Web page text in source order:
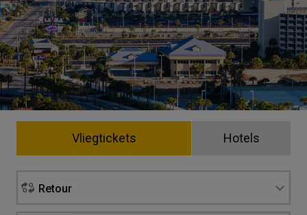
Vliegtickets Hotels
Retour